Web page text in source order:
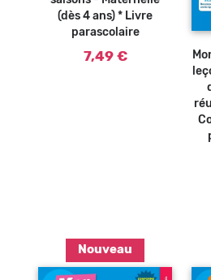
(dès 4 ans) * Livre
parascolaire
7,49 €
Nouveau